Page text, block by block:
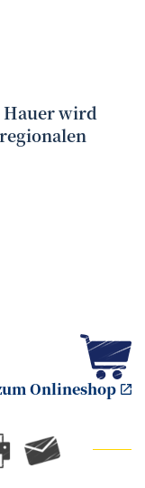
Hauer wird
Onlineshop